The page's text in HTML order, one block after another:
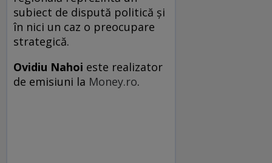
subiect de dispută politică şi
în nici un caz o preocupare
strategică.
Ovidiu Nahoi este realizator
de emisiuni la Money.ro.